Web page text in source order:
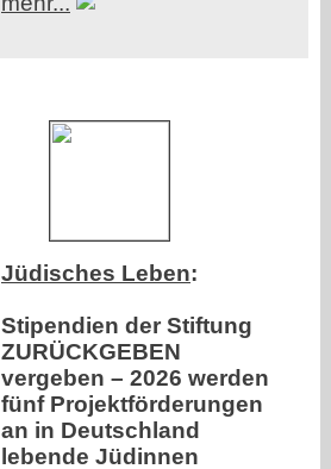
Jüdisches Leben:
Stipendien der Stiftung
ZURÜCKGEBEN
vergeben – 2026 werden
fünf Projektförderungen
an in Deutschland
lebende Jüdinnen